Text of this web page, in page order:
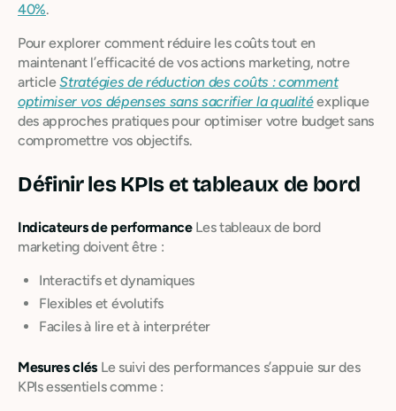
40%.
Pour explorer comment réduire les coûts tout en
maintenant l’efficacité de vos actions marketing, notre
articleStratégies de réduction des coûts : comment
optimiser vos dépenses sans sacrifier la qualitéexplique
des approches pratiques pour optimiser votre budget sans
compromettre vos objectifs.
Définir les KPIs et tableaux de bord
Indicateurs de performanceLes tableaux de bord
marketing doivent être :
Interactifs et dynamiques
Flexibles et évolutifs
Faciles à lire et à interpréter
Mesures clés Le suivi des performances s’appuie sur des
KPIs essentiels comme :